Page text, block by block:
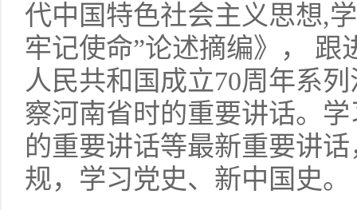
代中国特色社会主义思想,
牢记使命”论述摘编》，
人民共和国成立70周年系
察河南省时的重要讲话。
的重要讲话等最新重要讲
规，学习党史、新中国史。